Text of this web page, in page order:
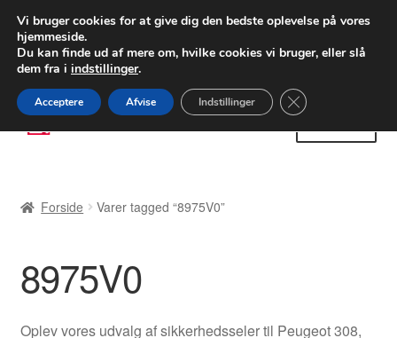
LEVERING fra 55 kr.
FEDEX verdensomspændende forsendelse
80 82 72 02
Spring
til
Spring
til
Betalinger
Kasse
Forside Varer tagged “8975V0”
8975V0
Oplev vores udvalg af sikkerhedsseler til Peugeot 308,
Vi bruger cookies for at give dig den bedste oplevelse på vores
hjemmeside.
Du kan finde ud af mere om, hvilke cookies vi bruger, eller slå
dem fra i indstillinger.
Acceptere Afvise Indstillinger Close GDPR